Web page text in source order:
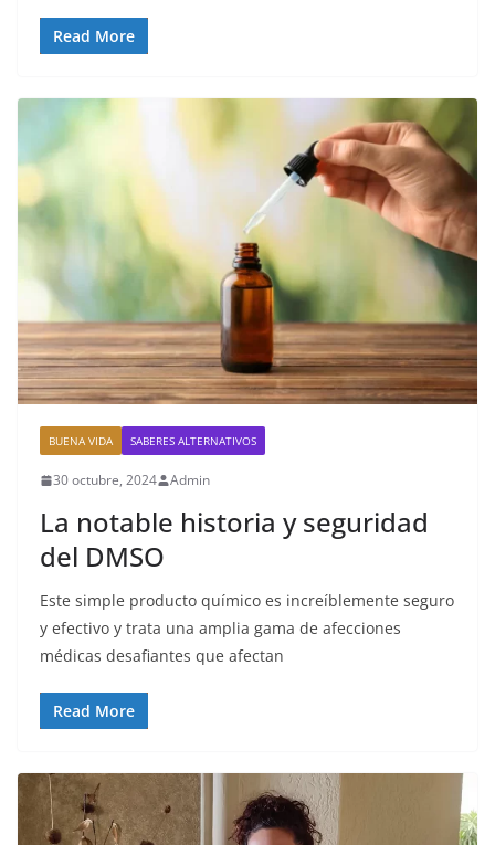
Read More
BUENA VIDA SABERES ALTERNATIVOS
30 octubre, 2024 Admin
La notable historia y seguridad
del DMSO
Este simple producto químico es increíblemente seguro
y efectivo y trata una amplia gama de afecciones
médicas desafiantes que afectan
Read More